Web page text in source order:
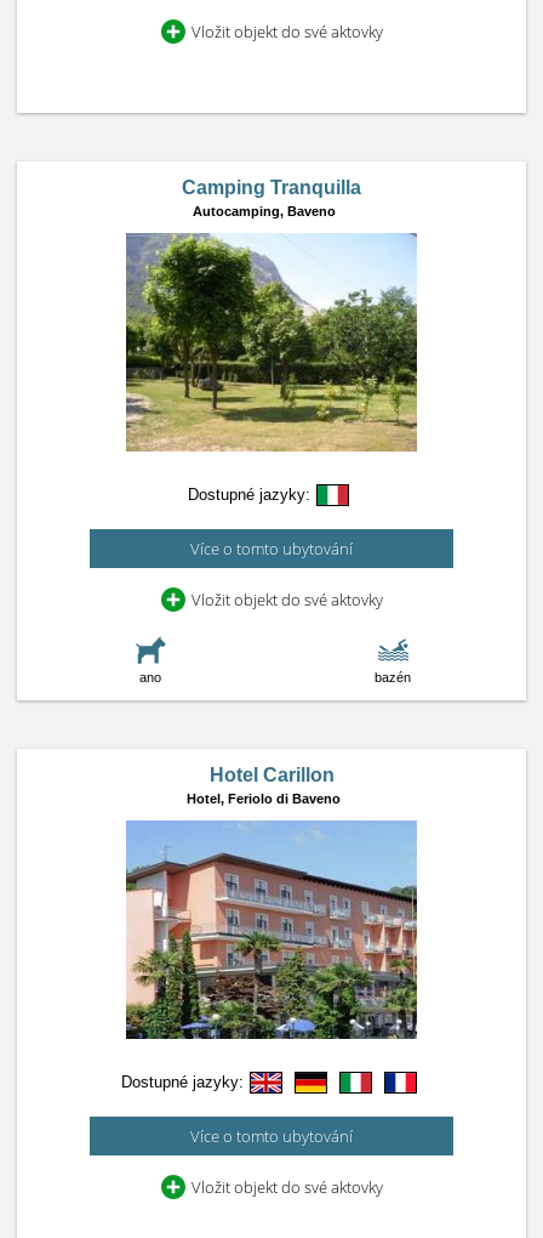
Vložit objekt do své aktovky
Camping Tranquilla
Autocamping, Baveno
Dostupné jazyky:
Více o tomto ubytování
Vložit objekt do své aktovky
ano bazén
Hotel Carillon
Hotel, Feriolo di Baveno
Dostupné jazyky:
Více o tomto ubytování
Vložit objekt do své aktovky